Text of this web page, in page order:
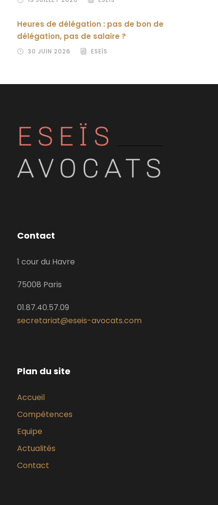
Heures de délégation : pas de bon de
délégation, pas de salaire ?
30 JUIN 2026 ESEÏS
Contact
1 cour du Havre
75008 Paris
01.87.40.57.09
secretariat@eseis-avocats.com
Plan du site
Accueil
Compétences
Equipe
Actualités
Contact